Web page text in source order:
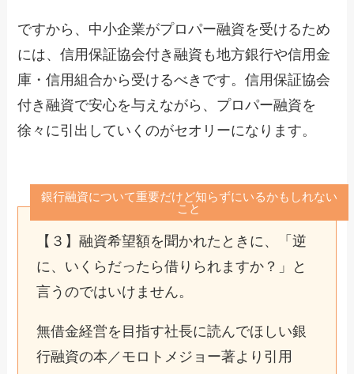
ですから、中小企業がプロパー融資を受けるため
には、信用保証協会付き融資も地方銀行や信用金
庫・信用組合から受けるべきです。信用保証協会
付き融資で安心を与えながら、プロパー融資を
徐々に引出していくのがセオリーになります。
銀行融資について重要だけど知らずにいるかもしれない
こと
【３】融資希望額を聞かれたときに、「逆
に、いくらだったら借りられますか？」と
言うのではいけません。
無借金経営を目指す社長に読んでほしい銀
行融資の本／モロトメジョー著より引用